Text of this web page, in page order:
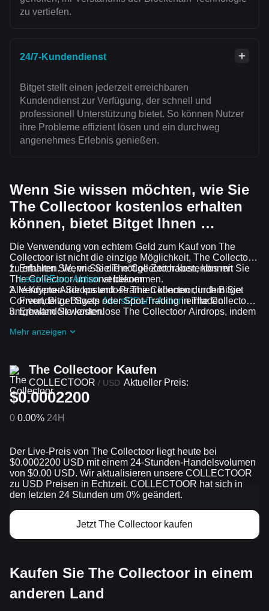
zu vertiefen.
24/7-Kundendienst
Bitget stellt einen jederzeit erreichbaren
Kundendienst zur Verfügung, der schnell und
professionell Unterstützung bietet. So können Nutzer
ihre Probleme effizient lösen und ein durchweg
angenehmes Erlebnis genießen.
Wenn Sie wissen möchten, wie Sie
The Collectoor kostenlos erhalten
können, bietet Bitget Ihnen …
Die Verwendung von echtem Geld zum Kauf von The
Collectoor ist nicht die einzige Möglichkeit, The Collectoor
zu erhalten. Wenn Sie die nötige Zeit haben, können Sie
The Collectoor umsonst bekommen.
Erfahren Sie, wie Sie The Collectoor kostenlos mit
Learn2Earn-Aktionverdienen
Verdienen Sie kostenlose The Collectoor, indem Sie
Freunde zu Bitgets Assist2Earn-Aktioneinladen.
Erhalten Sie kostenlose The Collectoor Airdrops, indem
mitmachen
Alle Krypto-Airdrops und -Prämien können durch Bitget
Convert, Bitget Swap oder Spot-Trading in The Collectoor
umgewandelt werden.
Mehr anzeigen
The Collectoor Kaufen
COLLECTOOR / USD Aktueller Preis:
$0.0002200
0 0.00% 24H
Der Live-Preis von The Collectoor liegt heute bei
$0.0002200 USD mit einem 24-Stunden-Handelsvolumen
von $0.00 USD. Wir aktualisieren unsere COLLECTOOR
zu USD Preisen in Echtzeit. COLLECTOOR hat sich in
den letzten 24 Stunden um 0% geändert.
Jetzt The Collectoor kaufen
Kaufen Sie The Collectoor in einem
anderen Land